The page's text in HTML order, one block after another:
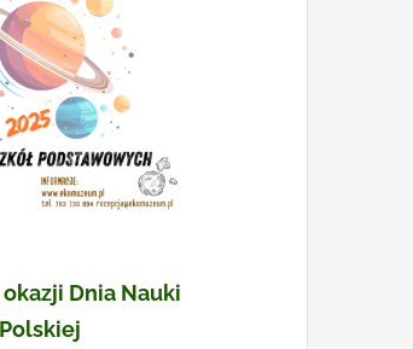
Dnia Nauki
Polskiej